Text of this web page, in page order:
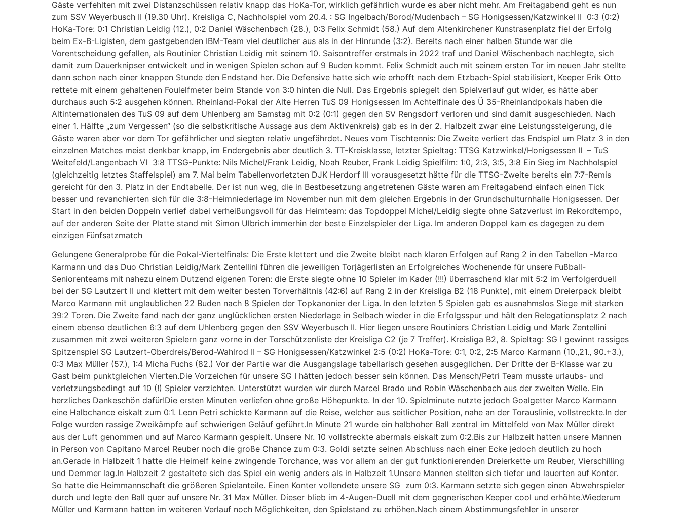
Gäste verfehlten mit zwei Distanzschüssen relativ knapp das HoKa-Tor, wirklich gefährlich wurde es aber nicht mehr. Am Freitagabend geht es nun
zum SSV Weyerbusch II (19.30 Uhr). Kreisliga C, Nachholspiel vom 20.4. : SG Ingelbach/Borod/Mudenbach – SG Honigsessen/Katzwinkel II 0:3 (0:2)
HoKa-Tore: 0:1 Christian Leidig (12.), 0:2 Daniel Wäschenbach (28.), 0:3 Felix Schmidt (58.) Auf dem Altenkirchener Kunstrasenplatz fiel der Erfolg
beim Ex-B-Ligisten, dem gastgebenden IBM-Team viel deutlicher aus als in der Hinrunde (3:2). Bereits nach einer halben Stunde war die
Vorentscheidung gefallen, als Routinier Christian Leidig mit seinem 10. Saisontreffer erstmals in 2022 traf und Daniel Wäschenbach nachlegte, sich
damit zum Dauerknipser entwickelt und in wenigen Spielen schon auf 9 Buden kommt. Felix Schmidt auch mit seinem ersten Tor im neuen Jahr stellte
dann schon nach einer knappen Stunde den Endstand her. Die Defensive hatte sich wie erhofft nach dem Etzbach-Spiel stabilisiert, Keeper Erik Otto
rettete mit einem gehaltenen Foulelfmeter beim Stande von 3:0 hinten die Null. Das Ergebnis spiegelt den Spielverlauf gut wider, es hätte aber
durchaus auch 5:2 ausgehen können. Rheinland-Pokal der Alte Herren TuS 09 Honigsessen Im Achtelfinale des Ü 35-Rheinlandpokals haben die
Altinternationalen des TuS 09 auf dem Uhlenberg am Samstag mit 0:2 (0:1) gegen den SV Rengsdorf verloren und sind damit ausgeschieden. Nach
einer 1. Hälfte „zum Vergessen“ (so die selbstkritische Aussage aus dem Aktivenkreis) gab es in der 2. Halbzeit zwar eine Leistungssteigerung, die
Gäste waren aber vor dem Tor gefährlicher und siegten relativ ungefährdet. Neues vom Tischtennis: Die Zweite verliert das Endspiel um Platz 3 in den
einzelnen Matches meist denkbar knapp, im Endergebnis aber deutlich 3. TT-Kreisklasse, letzter Spieltag: TTSG Katzwinkel/Honigsessen II – TuS
Weitefeld/Langenbach VI 3:8 TTSG-Punkte: Nils Michel/Frank Leidig, Noah Reuber, Frank Leidig Spielfilm: 1:0, 2:3, 3:5, 3:8 Ein Sieg im Nachholspiel
(gleichzeitig letztes Staffelspiel) am 7. Mai beim Tabellenvorletzten DJK Herdorf III vorausgesetzt hätte für die TTSG-Zweite bereits ein 7:7-Remis
gereicht für den 3. Platz in der Endtabelle. Der ist nun weg, die in Bestbesetzung angetretenen Gäste waren am Freitagabend einfach einen Tick
besser und revanchierten sich für die 3:8-Heimniederlage im November nun mit dem gleichen Ergebnis in der Grundschulturnhalle Honigsessen. Der
Start in den beiden Doppeln verlief dabei verheißungsvoll für das Heimteam: das Topdoppel Michel/Leidig siegte ohne Satzverlust im Rekordtempo,
auf der anderen Seite der Platte stand mit Simon Ulbrich immerhin der beste Einzelspieler der Liga. Im anderen Doppel kam es dagegen zu dem
einzigen Fünfsatzmatch
Gelungene Generalprobe für die Pokal-Viertelfinals: Die Erste klettert und die Zweite bleibt nach klaren Erfolgen auf Rang 2 in den Tabellen -Marco
Karmann und das Duo Christian Leidig/Mark Zentellini führen die jeweiligen Torjägerlisten an Erfolgreiches Wochenende für unsere Fußball-
Seniorenteams mit nahezu einem Dutzend eigenen Toren: die Erste siegte ohne 10 Spieler im Kader (!!!) überraschend klar mit 5:2 im Verfolgerduell
bei der SG Lautzert II und klettert mit dem weiter besten Torverhältnis (42:6) auf Rang 2 in der Kreisliga B2 (18 Punkte), mit einem Dreierpack bleibt
Marco Karmann mit unglaublichen 22 Buden nach 8 Spielen der Topkanonier der Liga. In den letzten 5 Spielen gab es ausnahmslos Siege mit starken
39:2 Toren. Die Zweite fand nach der ganz unglücklichen ersten Niederlage in Selbach wieder in die Erfolgsspur und hält den Relegationsplatz 2 nach
einem ebenso deutlichen 6:3 auf dem Uhlenberg gegen den SSV Weyerbusch II. Hier liegen unsere Routiniers Christian Leidig und Mark Zentellini
zusammen mit zwei weiteren Spielern ganz vorne in der Torschützenliste der Kreisliga C2 (je 7 Treffer). Kreisliga B2, 8. Spieltag: SG I gewinnt rassiges
Spitzenspiel SG Lautzert-Oberdreis/Berod-Wahlrod II – SG Honigsessen/Katzwinkel 2:5 (0:2) HoKa-Tore: 0:1, 0:2, 2:5 Marco Karmann (10.,21., 90.+3.),
0:3 Max Müller (57.), 1:4 Micha Fuchs (82.) Vor der Partie war die Ausgangslage tabellarisch gesehen ausgeglichen. Der Dritte der B-Klasse war zu
Gast beim punktgleichen Vierten.Die Vorzeichen für unsere SG I hätten jedoch besser sein können. Das Mensch/Petri Team musste urlaubs- und
verletzungsbedingt auf 10 (!) Spieler verzichten. Unterstützt wurden wir durch Marcel Brado und Robin Wäschenbach aus der zweiten Welle. Ein
herzliches Dankeschön dafür!Die ersten Minuten verliefen ohne große Höhepunkte. In der 10. Spielminute nutzte jedoch Goalgetter Marco Karmann
eine Halbchance eiskalt zum 0:1. Leon Petri schickte Karmann auf die Reise, welcher aus seitlicher Position, nahe an der Torauslinie, vollstreckte.In der
Folge wurden rassige Zweikämpfe auf schwierigen Geläuf geführt.In Minute 21 wurde ein halbhoher Ball zentral im Mittelfeld von Max Müller direkt
aus der Luft genommen und auf Marco Karmann gespielt. Unsere Nr. 10 vollstreckte abermals eiskalt zum 0:2.Bis zur Halbzeit hatten unsere Mannen
in Person von Capitano Marcel Reuber noch die große Chance zum 0:3. Goldi setzte seinen Abschluss nach einer Ecke jedoch deutlich zu hoch
an.Gerade in Halbzeit 1 hatte die Heimelf keine zwingende Torchance, was vor allem an der gut funktionierenden Dreierkette um Reuber, Vierschilling
und Demmer lag.In Halbzeit 2 gestaltete sich das Spiel ein wenig anders als in Halbzeit 1.Unsere Mannen stellten sich tiefer und lauerten auf Konter.
So hatte die Heimmannschaft die größeren Spielanteile. Einen Konter vollendete unsere SG zum 0:3. Karmann setzte sich gegen einen Abwehrspieler
durch und legte den Ball quer auf unsere Nr. 31 Max Müller. Dieser blieb im 4-Augen-Duell mit dem gegnerischen Keeper cool und erhöhte.Wiederum
Müller und Karmann hatten im weiteren Verlauf noch Möglichkeiten, den Spielstand zu erhöhen.Nach einem Abstimmungsfehler in unserer